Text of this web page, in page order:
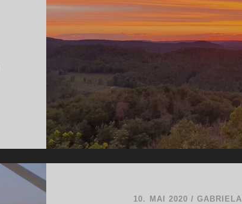
10. MAI 2020 /GABRIELA